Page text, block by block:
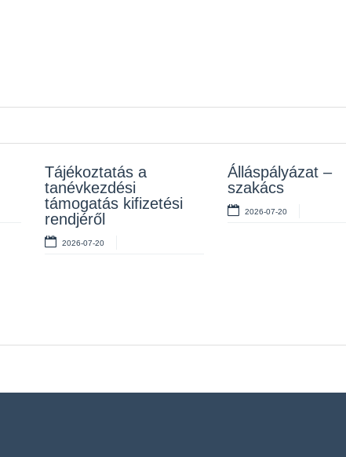
Tájékoztatás a
tanévkezdési
támogatás kifizetési
rendjéről
2026-07-20
Álláspályázat –
szakács
2026-07-20
Rendelet kihirdetése
2026-07-10
Álláspályázat –
takarító
2026-07-06